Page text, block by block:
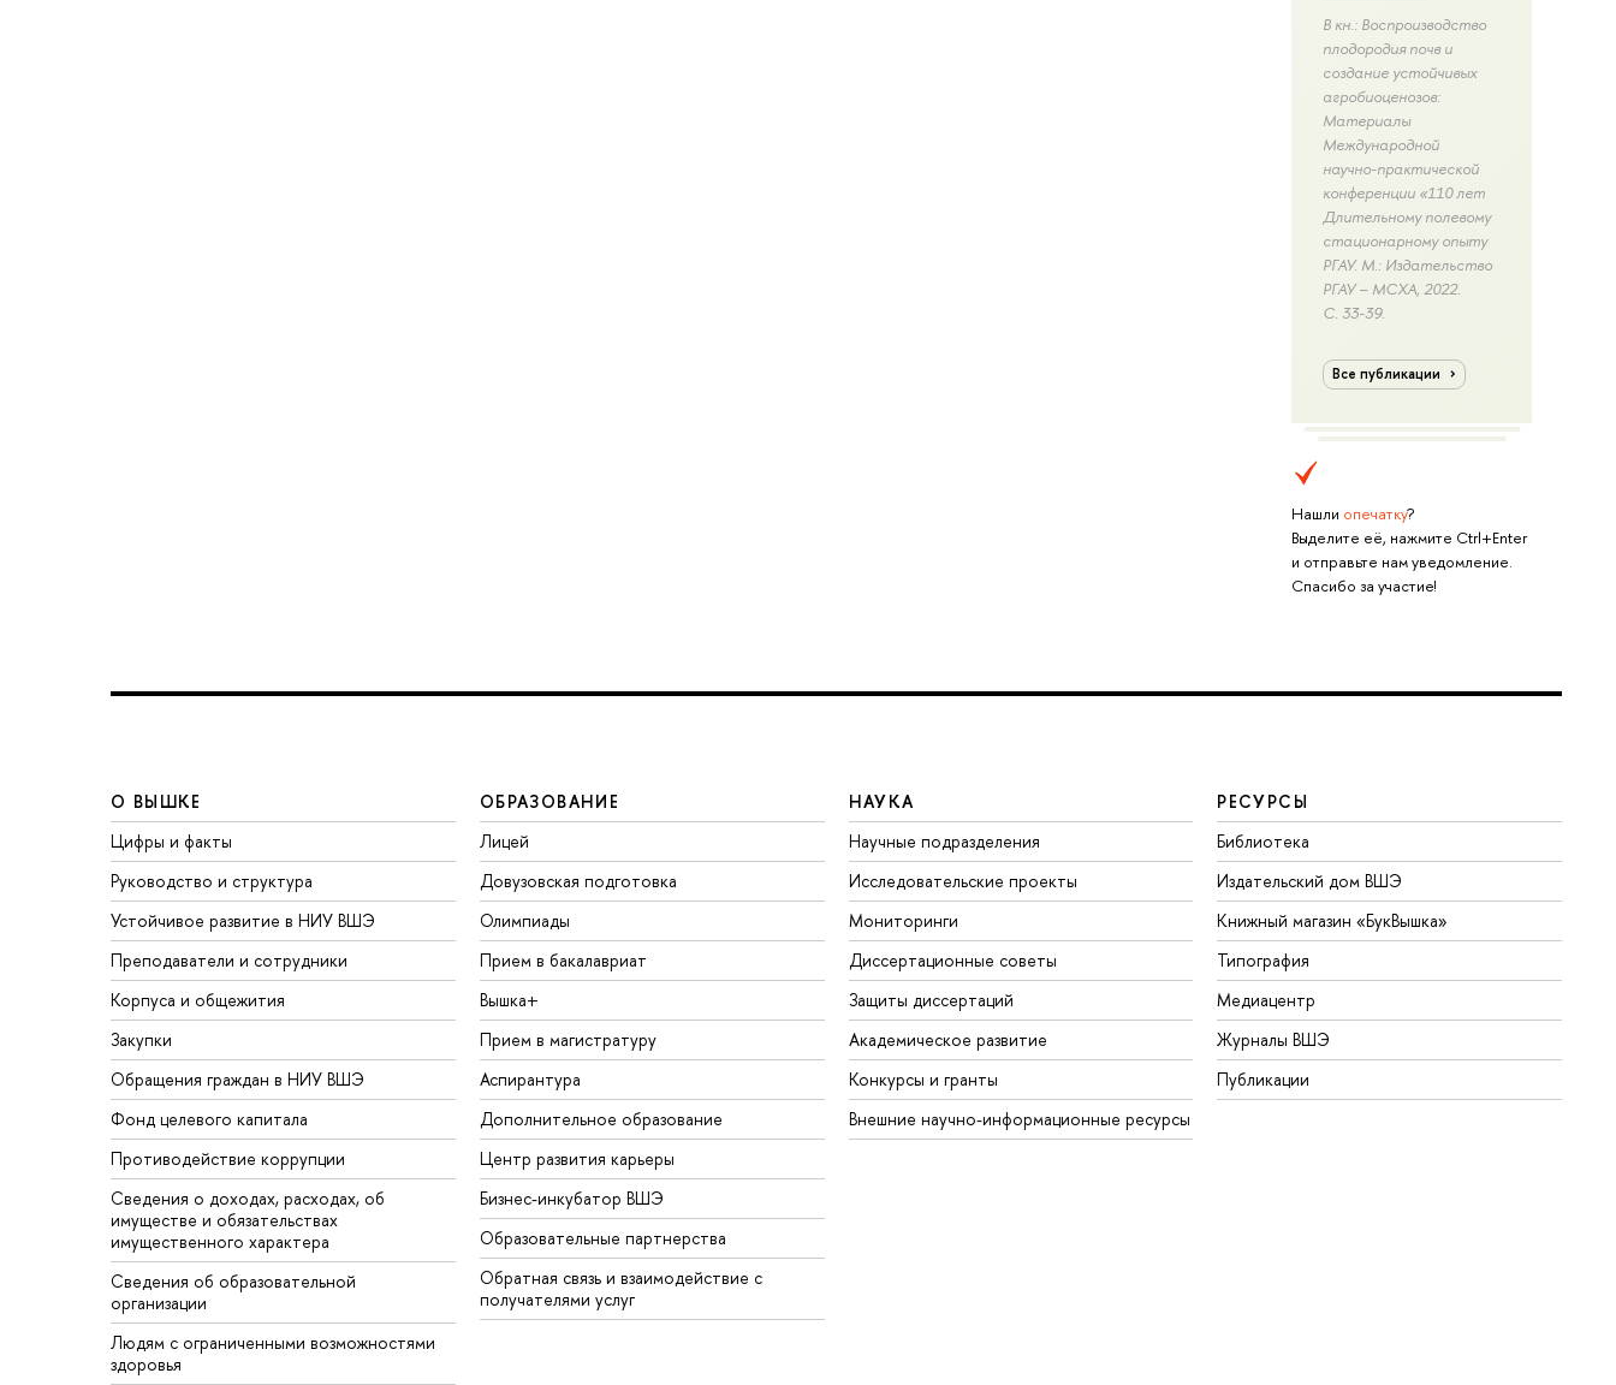
В кн.: Воспроизводство
плодородия почв и
создание устойчивых
агробиоценозов:
Материалы
Международной
научно-практической
конференции «110 лет
Длительному полевому
стационарному опыту
РГАУ. М.: Издательство
РГАУ – МСХА, 2022.
С. 33-39.
Все публикации
Нашли опечатку?
Выделите её, нажмите Ctrl+Enter
и отправьте нам уведомление.
Спасибо за участие!
О ВЫШКЕ
Цифры и факты
Руководство и структура
Устойчивое развитие в НИУ ВШЭ
Преподаватели и сотрудники
Корпуса и общежития
Закупки
Обращения граждан в НИУ ВШЭ
Фонд целевого капитала
Противодействие коррупции
Сведения о доходах, расходах, об
имуществе и обязательствах
имущественного характера
Сведения об образовательной
организации
Людям с ограниченными возможностями
здоровья
ОБРАЗОВАНИЕ
Лицей
Довузовская подготовка
Олимпиады
Прием в бакалавриат
Вышка+
Прием в магистратуру
Аспирантура
Дополнительное образование
Центр развития карьеры
Бизнес-инкубатор ВШЭ
Образовательные партнерства
Обратная связь и взаимодействие с
получателями услуг
НАУКА
Научные подразделения
Исследовательские проекты
Мониторинги
Диссертационные советы
Защиты диссертаций
Академическое развитие
Конкурсы и гранты
Внешние научно-информационные ресурсы
РЕСУРСЫ
Библиотека
Издательский дом ВШЭ
Книжный магазин «БукВышка»
Типография
Медиацентр
Журналы ВШЭ
Публикации